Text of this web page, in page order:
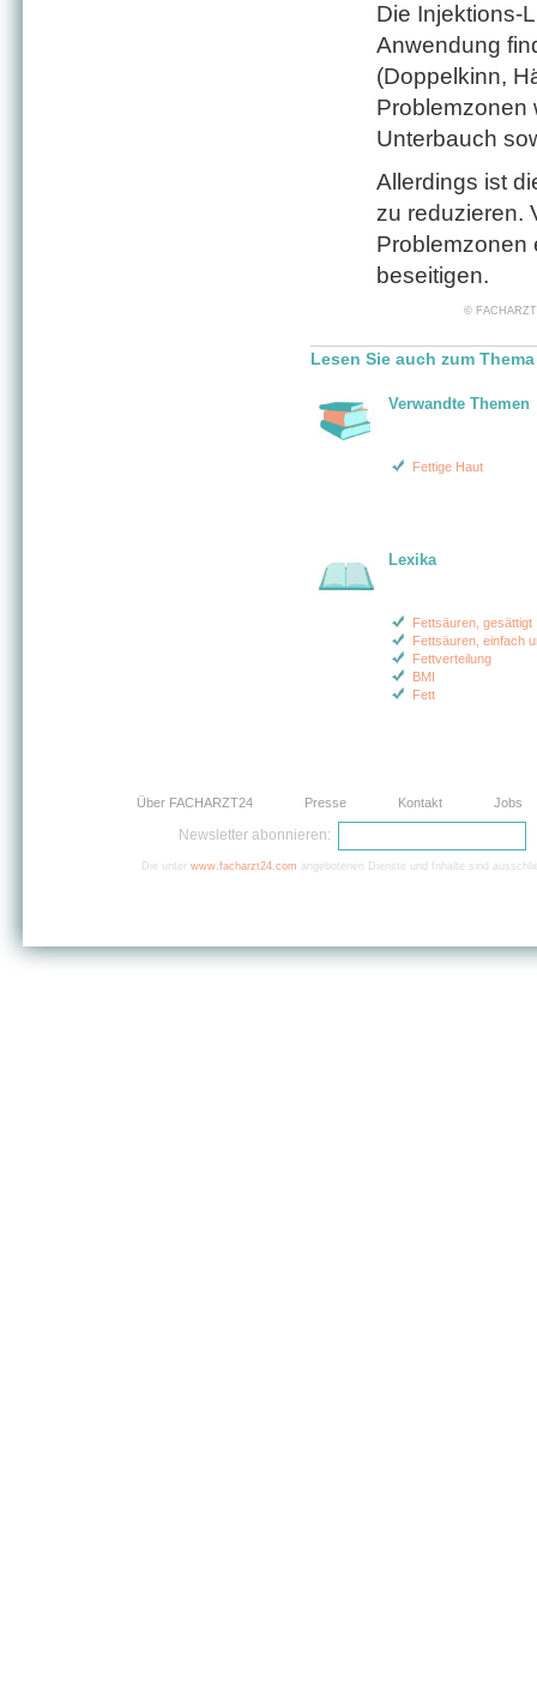
Die Injektions-
Anwendung
(Doppelkinn,
Problemzonen
Unterbauch
Allerdings ist
zu reduzieren.
Problemzonen
beseitigen.
©
Lesen Sie auch zum
Verwandte Themen
Fettige Haut
Lexika
Fettsäuren, gesättigt
Fettsäuren, einfach
Fettverteilung
BMI
Fett
Über FACHARZT24 Presse Kontakt Jobs
Newsletter abonnieren:
Die unter www.facharzt24.com angebotenen Dienste und Inhalte sind